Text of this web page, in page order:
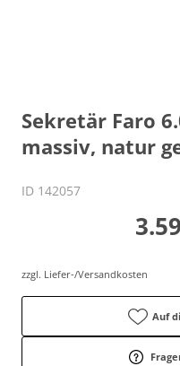
Sekretär Faro
massiv, natur
ID 142057
zzgl. Liefer-/Versandkosten
Auf